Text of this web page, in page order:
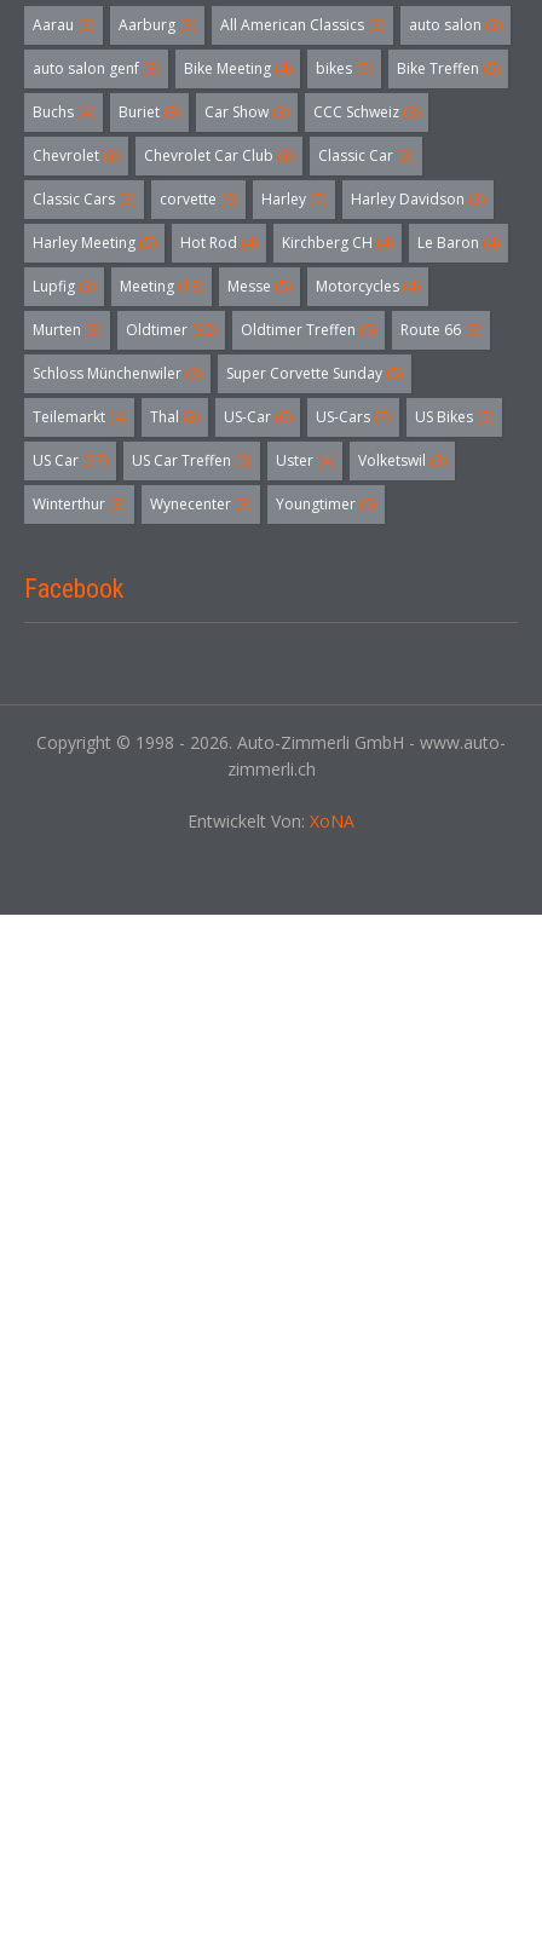
Aarau (3) Aarburg (3) All American Classics (3) auto salon (3)
auto salon genf (3) Bike Meeting (4) bikes (5) Bike Treffen (5)
Buchs (4) Buriet (3) Car Show (3) CCC Schweiz (3)
Chevrolet (3) Chevrolet Car Club (3) Classic Car (3)
Classic Cars (3) corvette (6) Harley (7) Harley Davidson (3)
Harley Meeting (5) Hot Rod (4) Kirchberg CH (4) Le Baron (4)
Lupfig (3) Meeting (18) Messe (5) Motorcycles (4)
Murten (3) Oldtimer (32) Oldtimer Treffen (5) Route 66 (3)
Schloss Münchenwiler (3) Super Corvette Sunday (5)
Teilemarkt (4) Thal (3) US-Car (6) US-Cars (7) US Bikes (5)
US Car (57) US Car Treffen (6) Uster (4) Volketswil (3)
Winterthur (3) Wynecenter (3) Youngtimer (5)
Facebook
Copyright © 1998 - 2026. Auto-Zimmerli GmbH - www.auto-
zimmerli.ch
Entwickelt Von: XoNA